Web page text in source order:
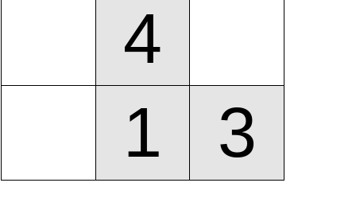
4
1
3